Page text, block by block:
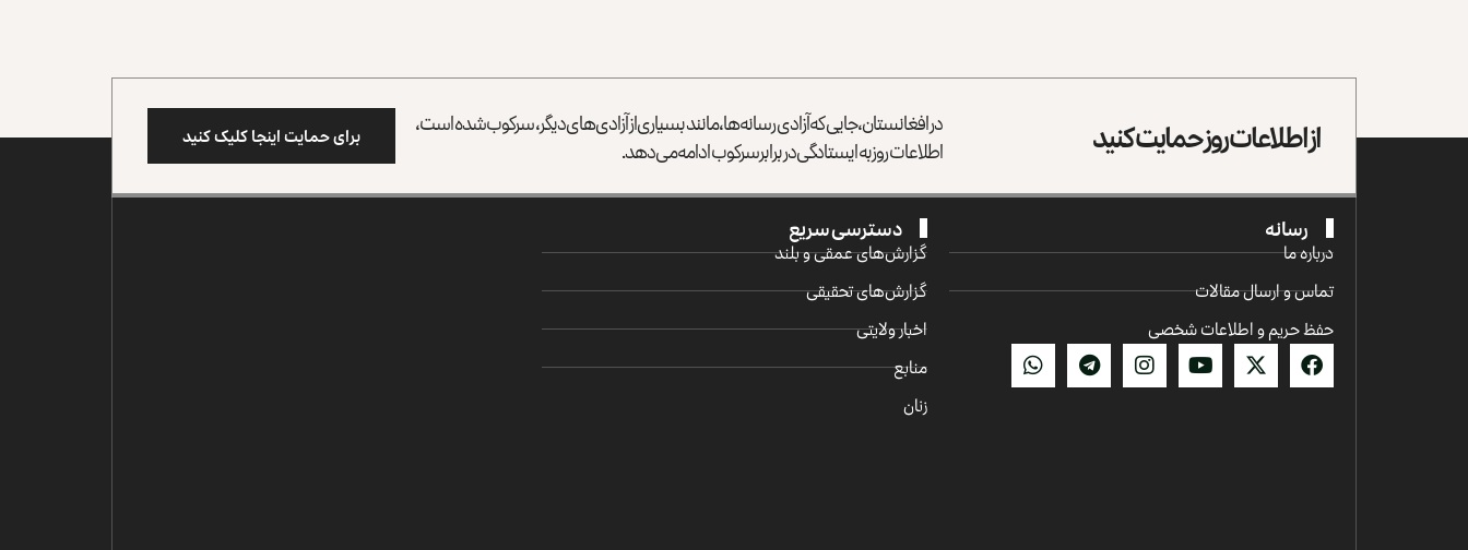
از اطلاعات روز حمایت کنید در افغانستان، جایی که آزادی رسانه‌ها، مانند بسیاری از آزادی‌های دیگر، سرکوب شده است،
اطلاعات روز به ایستادگی در برابر سرکوب ادامه می‌دهد. برای حمایت اینجا کلیک کنید
رسانه
درباره ما
تماس و ارسال مقالات
حفظ حریم و اطلاعات شخصی
دسترسی سریع
گزارش‌‌های عمقی و بلند
گزارش‌های تحقیقی
اخبار ولایتی
منابع
زنان